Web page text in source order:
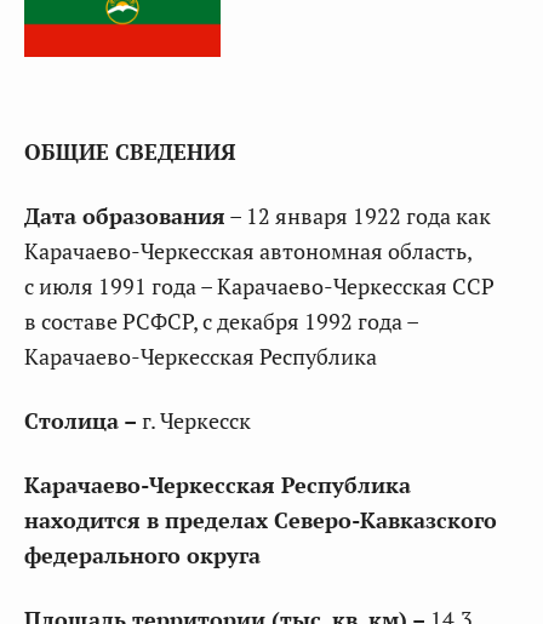
ОБЩИЕ СВЕДЕНИЯ
Дата образования – 12 января 1922 года как
Карачаево-Черкесская автономная область,
с июля 1991 года – Карачаево-Черкесская ССР
в составе РСФСР, с декабря 1992 года –
Карачаево-Черкесская Республика
Столица – г. Черкесск
Карачаево-Черкесская Республика
находится в пределах Северо-Кавказского
федерального округа